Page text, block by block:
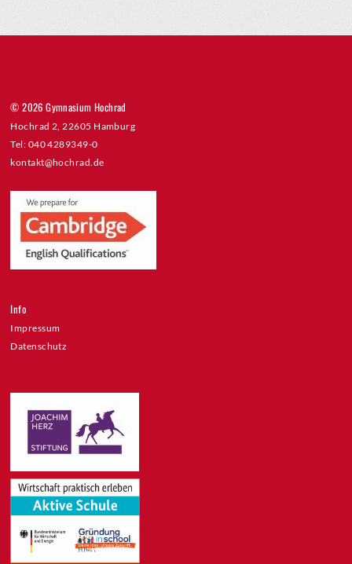
© 2026 Gymnasium Hochrad
Hochrad 2, 22605 Hamburg
Tel: 040 4289349-0
kontakt@hochrad.de
Info
Impressum
Datenschutz